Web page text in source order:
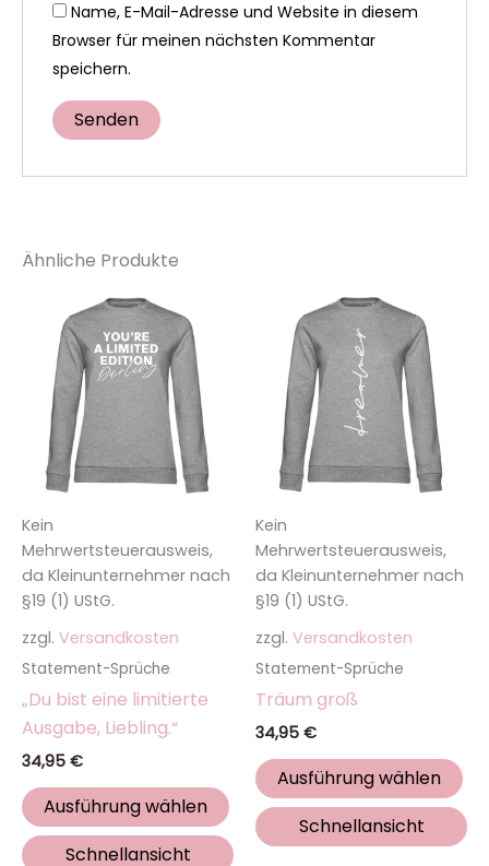
Name, E-Mail-Adresse und Website in diesem
Browser für meinen nächsten Kommentar
speichern.
Ähnliche Produkte
Kein
Mehrwertsteuerausweis,
da Kleinunternehmer nach
§19 (1) UStG.
zzgl. Versandkosten
Statement-Sprüche
„Du bist eine limitierte
Ausgabe, Liebling.“
34,95 €
Ausführung wählen
Produkt
mehrere
Varianten
Optionen
können
der
Produktseite
gewählt
werden
Schnellansicht
Kein
Mehrwertsteuerausweis,
da Kleinunternehmer nach
§19 (1) UStG.
zzgl. Versandkosten
Statement-Sprüche
Träum groß
34,95 €
Ausführung wählen
Schnellansicht